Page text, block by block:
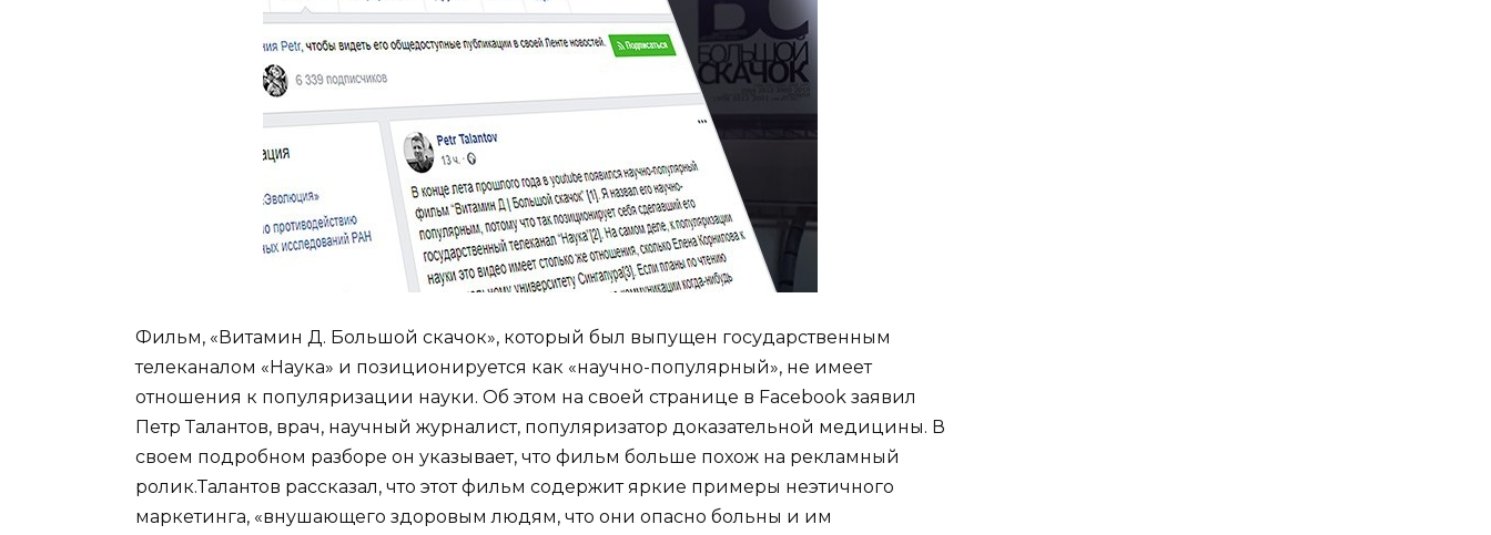
Фильм, «Витамин Д. Большой скачок», который был выпущен государственным
телеканалом «Наука» и позиционируется как «научно-популярный», не имеет
отношения к популяризации науки. Об этом на своей странице в Facebook заявил
Петр Талантов, врач, научный журналист, популяризатор доказательной медицины. В
своем подробном разборе он указывает, что фильм больше похож на рекламный
ролик.Талантов рассказал, что этот фильм содержит яркие примеры неэтичного
маркетинга, «внушающего здоровым людям, что они опасно больны и им